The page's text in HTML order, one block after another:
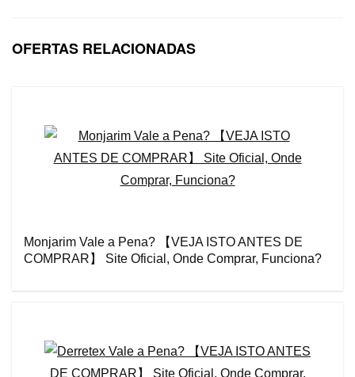
OFERTAS RELACIONADAS
Monjarim Vale a Pena? 【VEJA ISTO ANTES DE
COMPRAR】 Site Oficial, Onde Comprar, Funciona?